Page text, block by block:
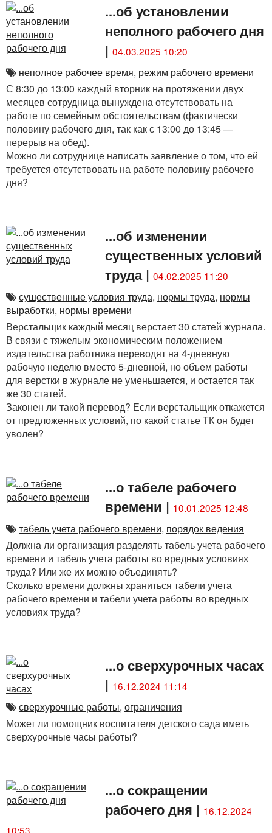
...об установлении
неполного рабочего дня
| 04.03.2025 10:20
неполное рабочее время, режим рабочего времени
С 8:30 до 13:00 каждый вторник на протяжении двух
месяцев сотрудница вынуждена отсутствовать на
работе по семейным обстоятельствам (фактически
половину рабочего дня, так как с 13:00 до 13:45 —
перерыв на обед).
Можно ли сотруднице написать заявление о том, что ей
требуется отсутствовать на работе половину рабочего
дня?
...об изменении
существенных условий
труда| 04.02.2025 11:20
существенные условия труда, нормы труда, нормы
выработки, нормы времени
Верстальщик каждый месяц верстает 30 статей журнала.
В связи с тяжелым экономическим положением
издательства работника переводят на 4-дневную
рабочую неделю вместо 5-дневной, но объем работы
для верстки в журнале не уменьшается, и остается так
же 30 статей.
Законен ли такой перевод? Если верстальщик откажется
от предложенных условий, по какой статье ТК он будет
уволен?
...о табеле рабочего
времени | 10.01.2025 12:48
табель учета рабочего времени, порядок ведения
Должна ли организация разделять табель учета рабочего
времени и табель учета работы во вредных условиях
труда? Или же их можно объединять?
Сколько времени должны храниться табели учета
рабочего времени и табели учета работы во вредных
условиях труда?
...о сверхурочных часах
| 16.12.2024 11:14
сверхурочные работы, ограничения
Может ли помощник воспитателя детского сада иметь
сверхурочные часы работы?
...о сокращении
рабочего дня | 16.12.2024
10:53